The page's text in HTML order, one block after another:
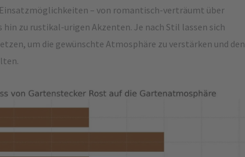
– von romantisch-verträumt über
zu rustikal-urigen Akzenten. Je nach Stil lassen sich
um die gewünschte Atmosphäre zu verstärken und den